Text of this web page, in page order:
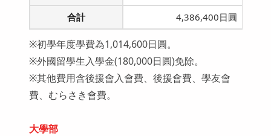
合計
4,386,400日圓
※初學年度學費為1,014,600日圓。
※外國留學生入學金(180,000日圓)免除。
※其他費用含後援會入會費、後援會費、學友會
費、むらさき會費。
大學部